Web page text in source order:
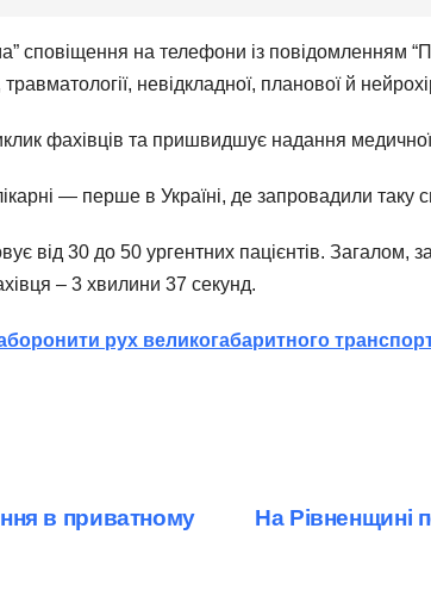
сповіщення на телефони із повідомленням
невідкладної, планової й
фахівців та пришвидшує надання
— перше в Україні, де запровадили таку
від 30 до 50 ургентних пацієнтів. Загалом,
– 3 хвилини 37 секунд.
рух великогабаритного
На Рівненщині
в приватному